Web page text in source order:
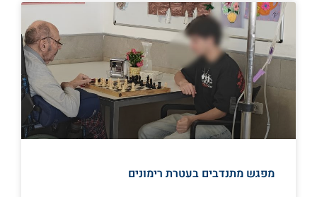
מפגש מתנדבים בעטרת רימונים